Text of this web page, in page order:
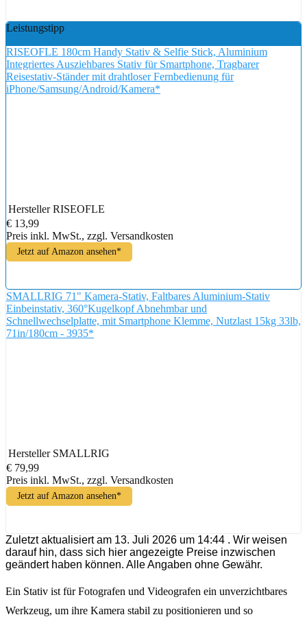
Leistungstipp
RISEOFLE 180cm Handy Stativ & Selfie Stick, Aluminium
Integriertes Ausziehbares Stativ für Smartphone, Tragbarer
Reisestativ-Ständer mit drahtloser Fernbedienung für
iPhone/Samsung/Android/Kamera*
Hersteller RISEOFLE
€ 13,99
Preis inkl. MwSt., zzgl. Versandkosten
Jetzt auf Amazon ansehen*
SMALLRIG 71" Kamera-Stativ, Faltbares Aluminium-Stativ
Einbeinstativ, 360°Kugelkopf Abnehmbar und
Schnellwechselplatte, mit Smartphone Klemme, Nutzlast 15kg 33lb,
71in/180cm - 3935*
Hersteller SMALLRIG
€ 79,99
Preis inkl. MwSt., zzgl. Versandkosten
Jetzt auf Amazon ansehen*
Zuletzt aktualisiert am 13. Juli 2026 um 14:44 . Wir weisen
darauf hin, dass sich hier angezeigte Preise inzwischen
geändert haben können. Alle Angaben ohne Gewähr.
Ein Stativ ist für Fotografen und Videografen ein unverzichtbares
Werkzeug, um ihre Kamera stabil zu positionieren und so